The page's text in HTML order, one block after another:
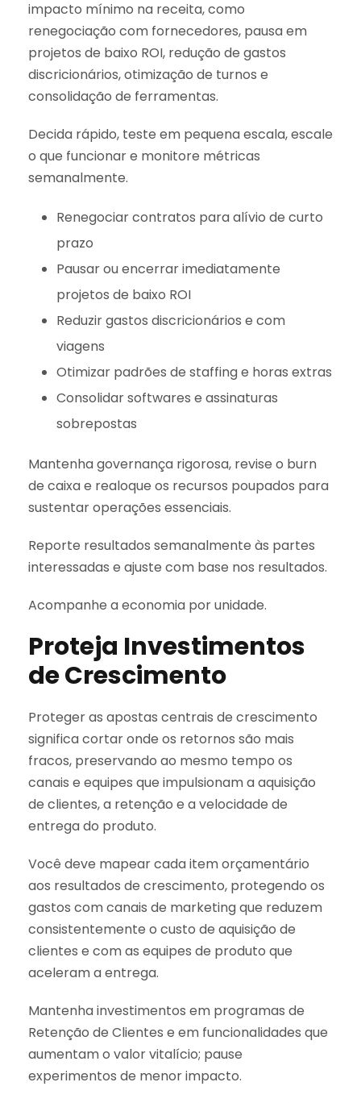
impacto mínimo na receita, como
renegociação com fornecedores, pausa em
projetos de baixo ROI, redução de gastos
discricionários, otimização de turnos e
consolidação de ferramentas.
Decida rápido, teste em pequena escala, escale
o que funcionar e monitore métricas
semanalmente.
Renegociar contratos para alívio de curto
prazo
Pausar ou encerrar imediatamente
projetos de baixo ROI
Reduzir gastos discricionários e com
viagens
Otimizar padrões de staffing e horas extras
Consolidar softwares e assinaturas
sobrepostas
Mantenha governança rigorosa, revise o burn
de caixa e realoque os recursos poupados para
sustentar operações essenciais.
Reporte resultados semanalmente às partes
interessadas e ajuste com base nos resultados.
Acompanhe a economia por unidade.
Proteja Investimentos
de Crescimento
Proteger as apostas centrais de crescimento
significa cortar onde os retornos são mais
fracos, preservando ao mesmo tempo os
canais e equipes que impulsionam a aquisição
de clientes, a retenção e a velocidade de
entrega do produto.
Você deve mapear cada item orçamentário
aos resultados de crescimento, protegendo os
gastos com canais de marketing que reduzem
consistentemente o custo de aquisição de
clientes e com as equipes de produto que
aceleram a entrega.
Mantenha investimentos em programas de
Retenção de Clientes e em funcionalidades que
aumentam o valor vitalício; pause
experimentos de menor impacto.